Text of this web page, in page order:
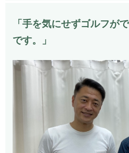
「手を気にせずゴルフが
です。」